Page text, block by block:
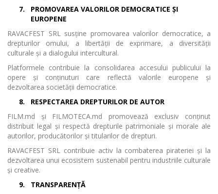
7.
PROMOVAREA VALORILOR DEMOCRATICE ȘI
EUROPENE
RAVACFEST SRL susține promovarea valorilor democratice, a
drepturilor omului, a libertății de exprimare, a diversității
culturale și a dialogului intercultural.
Platformele contribuie la consolidarea accesului publicului la
opere și conținuturi care reflectă valorile europene și
dezvoltarea societății democratice.
8.
RESPECTAREA DREPTURILOR DE AUTOR
FILM.md și FILMOTECA.md promovează exclusiv conținut
distribuit legal și respectă drepturile patrimoniale și morale ale
autorilor, producătorilor și titularilor de drepturi.
RAVACFEST SRL contribuie activ la combaterea pirateriei și la
dezvoltarea unui ecosistem sustenabil pentru industriile culturale
și creative.
9.
TRANSPARENȚĂ